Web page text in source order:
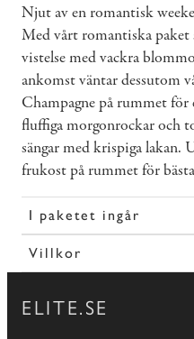
Njut av en romantisk
Med vårt romantiska
vistelse med vackra
ankomst väntar dessutom
Champagne på rummet
fluffiga morgonrockar och
sängar med krispiga lakan.
frukost på rummet för
I paketet ingår
Villkor
ELITE.SE